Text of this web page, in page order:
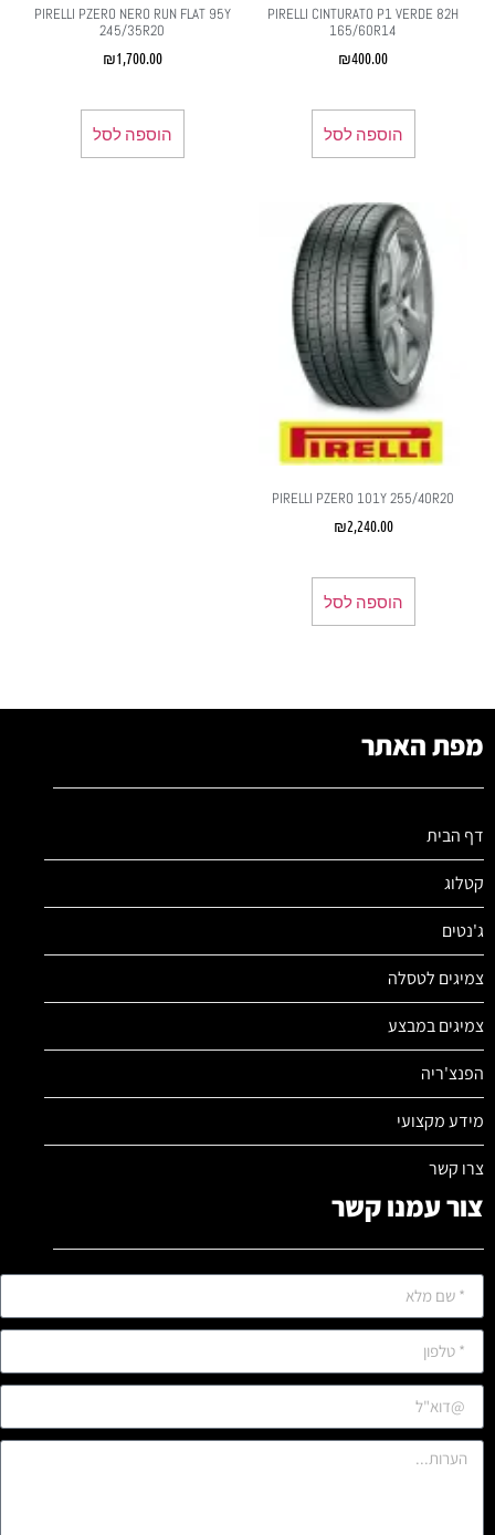
PIRELLI CINTURATO P1 VERDE 82H
165/60R14
₪400.00
הוספה לסל
PIRELLI PZERO NERO RUN FLAT 95Y
245/35R20
₪1,700.00
הוספה לסל
PIRELLI PZERO 101Y 255/40R20
₪2,240.00
הוספה לסל
מפת האתר
דף הבית
קטלוג
ג'נטים
צמיגים לטסלה
צמיגים במבצע
הפנצ'ריה
מידע מקצועי
צרו קשר
צור עמנו קשר